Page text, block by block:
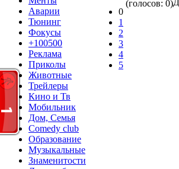
Аварии
Тюнинг
Фокусы
+100500
Реклама
Приколы
Животные
Трейлеры
Кино и Тв
Мобильник
Дом, Семья
Comedy club
Образование
Музыкальные
Знаменитости
0
1
2
3
4
5
(голосов: 0)